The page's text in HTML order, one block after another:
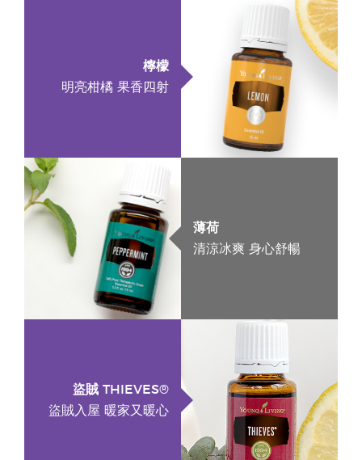
檸檬
明亮柑橘 果香四射
薄荷
清涼冰爽 身心舒暢
盜賊 THIEVES®
盜賊入屋 暖家又暖心